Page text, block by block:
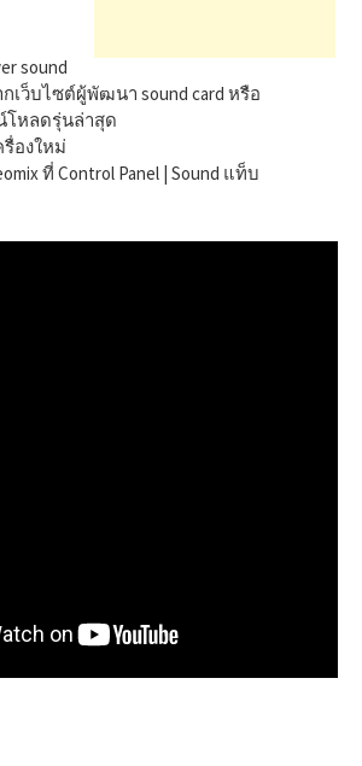
:
sound
เว็บไซต์ผู้พัฒนา sound card หรือ
โหลดรุ่นล่าสุด
องใหม่
ที่ Control Panel | Sound แท็บ